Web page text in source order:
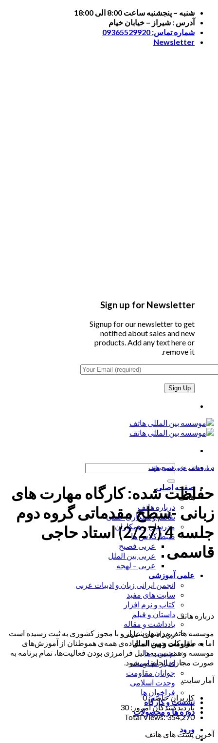
Skip
content
شنبه – پنجشنبه ساعت 8:00 الی 18:00
آدرس : شیراز – خیابان خیام
شماره تماس: 09365529920
Newsletter
Sign up for Newsletter
Signup for our newsletter to get
notified about sales and new
products. Add any text here or
remove it.
جستجو
صفحه اصلی
هاتف
درباره هاتف
تفاهم و همکاری علمی
مدرسان و همکاران
ضبط کلاس ها
عربی فصیح
عربی بین الملل
عربی – لهجه
علمی آموزشی
انجمن ایرانی زبان و ادبیات عربی
سایت های مفید
کتاب و نرم افزار
داستان و فیلم
یادداشت و مقاله
رویداد های علمی
مقاومت و بین الملل
نشست ها
اخبار مقاومت
جوانان مقاومت
وحدت اسلامی
فراخوان ها
نشست و کارگاه
دوره ها و محصولات
ورود
درباره هاتف عربی فصیح,هاتف
حفاظت شده: کارگاه مهارت های
زبانی -سطح مقدماتی گروه دوم
جلسه 4 (2/27) استاد حاجی
قاسمی
درباره هاتف
موسسه هاتف در شهر شیراز و با مجوز کشوری به ثبت رسیده است
اما به طور کلی جهت استفاده‌ی همه‌ی هموطنان از آموزش‌های
موسسه و همچنین به دلیل فرامرزی بودن فعالیت‌ها، تمام برنامه به
صورت مجازی انجام می‌شود.
آمار سایت
کاربران حاضر:0
بازدیدکنندگان امروز:30
Total Views:354,270
آخرین پست های هاتف